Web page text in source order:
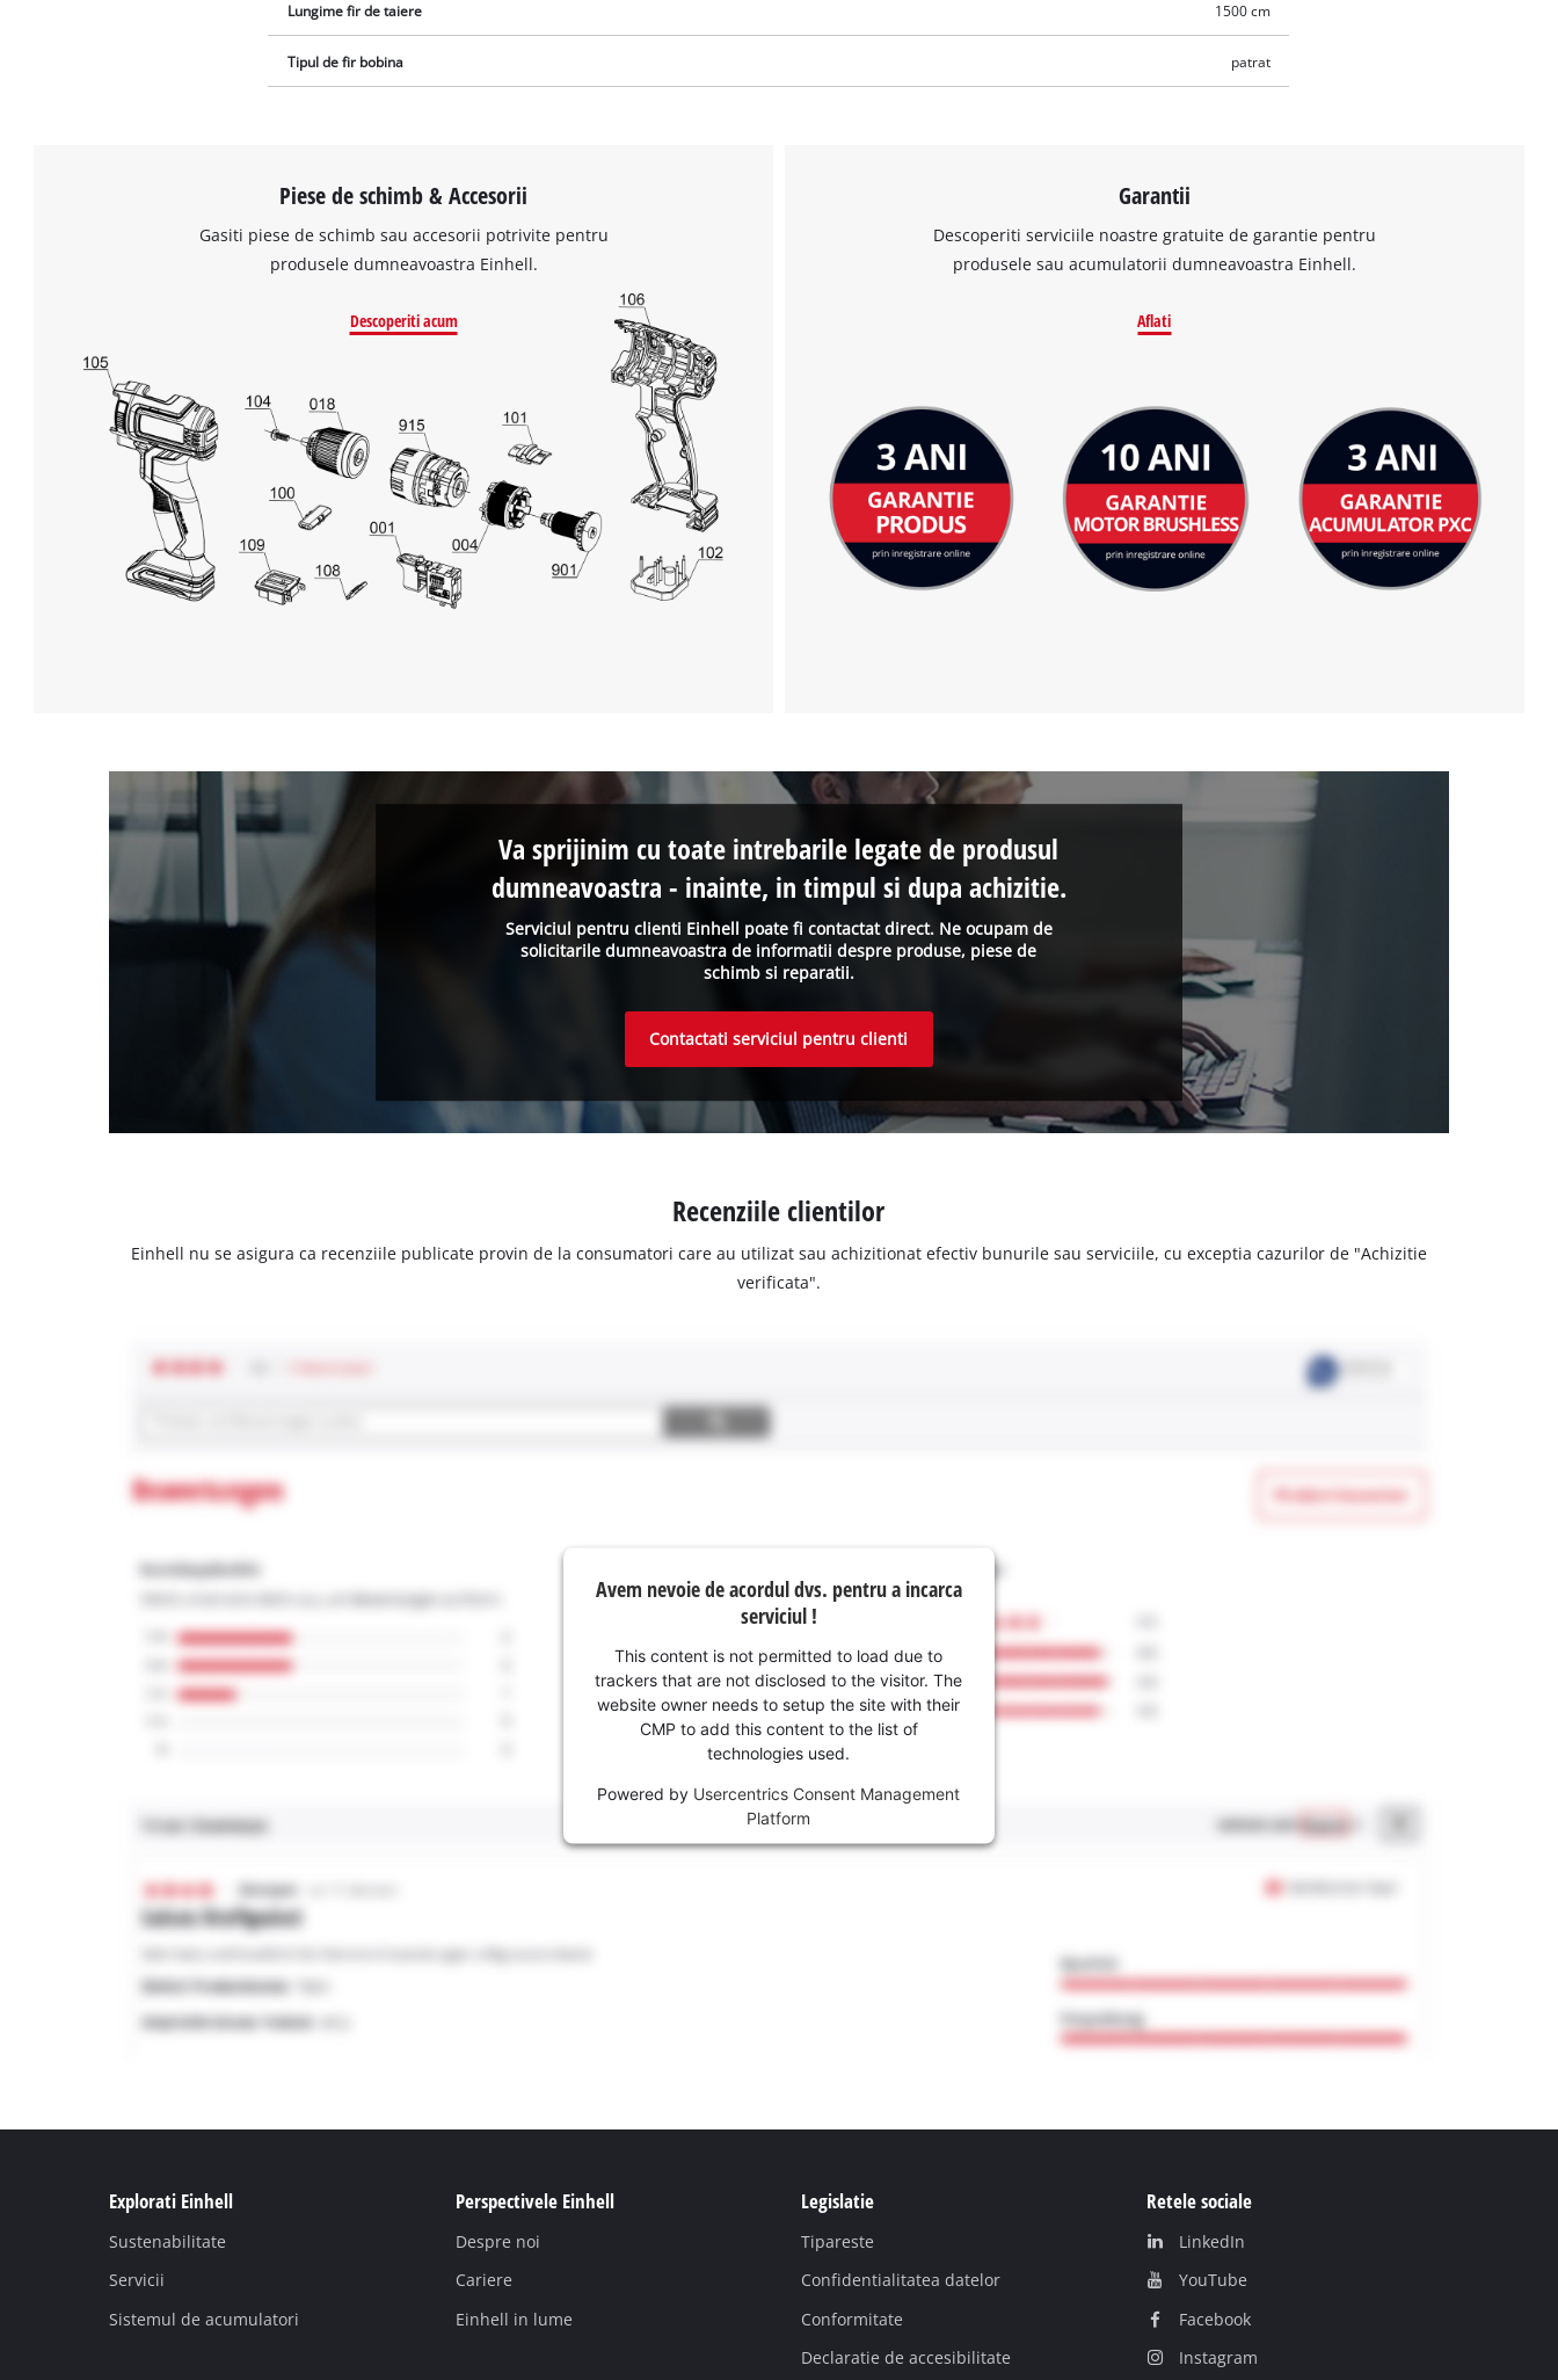
Avem nevoie de acordul dvs. pentru a
This content is not permitted to load due
to trackers that are not disclosed to the
visitor. The website owner needs to setup
the site with their CMP to add this content
to the list of technologies used.
Powered by
Usercentrics Consent
Management Platform
Lungime fir de taiere 1500 cm
Tipul de fir bobina patrat
Piese de schimb & Accesorii
Gasiti piese de schimb sau accesorii potrivite pentru
produsele dumneavoastra Einhell.
Descoperiti acum
Garantii
Descoperiti serviciile noastre gratuite de garantie pentru
produsele sau acumulatorii dumneavoastra Einhell.
Aflati
Serviciul pentru clienti Einhell poate fi contactat direct. Ne ocupam de
solicitarile dumneavoastra de informatii despre produse, piese de
schimb si reparatii.
Va sprijinim cu toate intrebarile legate de produsul
dumneavoastra - inainte, in timpul si dupa achizitie.
Contactati serviciul pentru clienti
Recenziile clientilor
Einhell nu se asigura ca recenziile publicate provin de la consumatori care au utilizat sau achizitionat efectiv bunurile sau serviciile, cu exceptia cazurilor de "Achizitie
verificata".
Avem nevoie de acordul dvs. pentru a incarca
serviciul !
This content is not permitted to load due to
trackers that are not disclosed to the visitor. The
website owner needs to setup the site with their
CMP to add this content to the list of
technologies used.
Powered by Usercentrics Consent Management
Platform
Explorati Einhell
Sustenabilitate
Servicii
Sistemul de acumulatori
Perspectivele Einhell
Despre noi
Cariere
Einhell in lume
Legislatie
Tipareste
Confidentialitatea datelor
Conformitate
Declaratie de accesibilitate
Retele sociale
LinkedIn
YouТube
Facebook
Instagram